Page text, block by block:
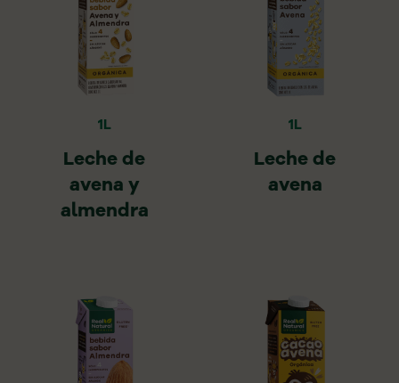
1L
Leche de
avena y
almendra
1L
Leche de
avena